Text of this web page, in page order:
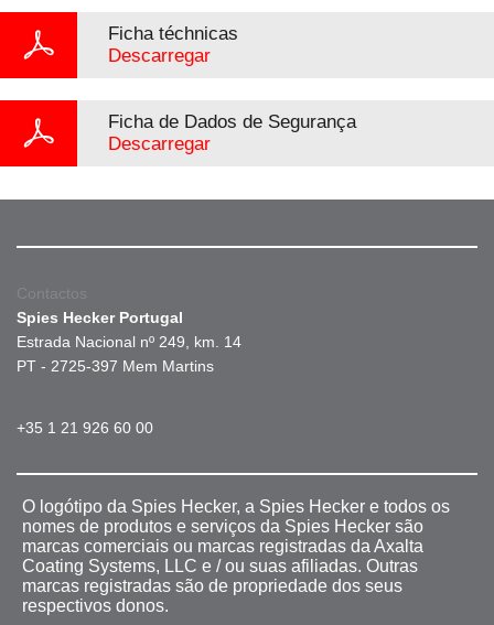
Ficha téchnicas
Descarregar
Ficha de Dados de Segurança
Descarregar
Contactos
Spies Hecker Portugal
Estrada Nacional nº 249, km. 14
PT - 2725-397 Mem Martins
+35 1 21 926 60 00
O logótipo da Spies Hecker, a Spies Hecker e todos os
nomes de produtos e serviços da Spies Hecker são
marcas comerciais ou marcas registradas da Axalta
Coating Systems, LLC e / ou suas afiliadas. Outras
marcas registradas são de propriedade dos seus
respectivos donos.